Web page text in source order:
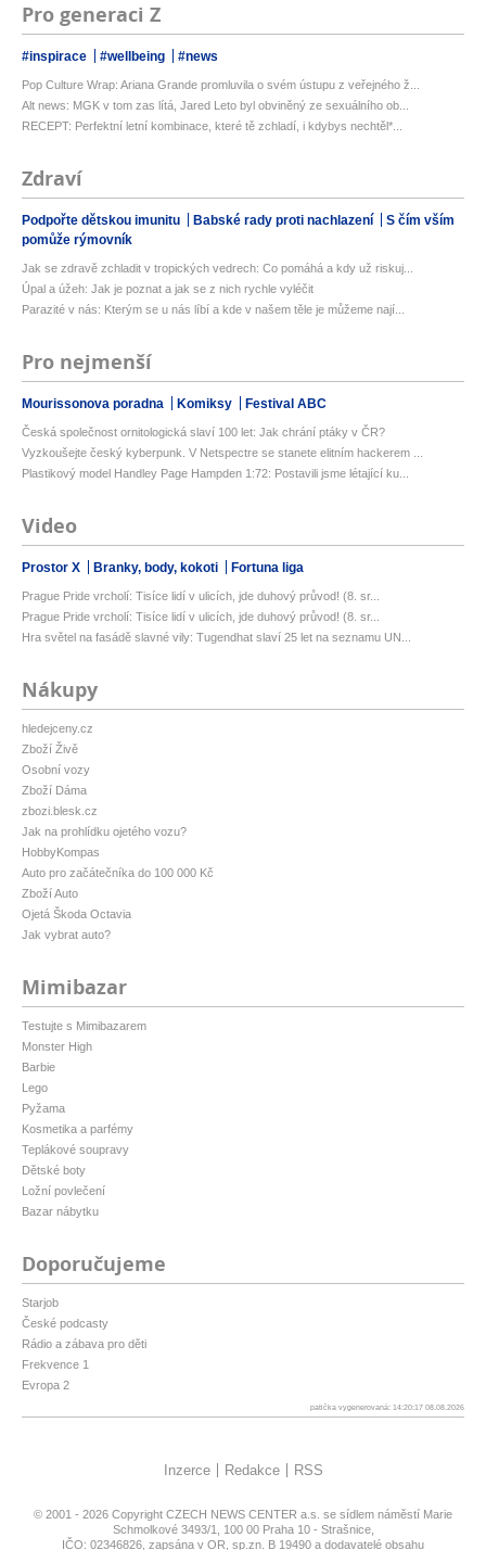
Pro generaci Z
#inspirace #wellbeing #news
Pop Culture Wrap: Ariana Grande promluvila o svém ústupu z veřejného ž...
Alt news: MGK v tom zas lítá, Jared Leto byl obviněný ze sexuálního ob...
RECEPT: Perfektní letní kombinace, které tě zchladí, i kdybys nechtěl*...
Zdraví
Podpořte dětskou imunitu Babské rady proti nachlazení
S čím vším
pomůže rýmovník
Jak se zdravě zchladit v tropických vedrech: Co pomáhá a kdy už riskuj...
Úpal a úžeh: Jak je poznat a jak se z nich rychle vyléčit
Parazité v nás: Kterým se u nás líbí a kde v našem těle je můžeme nají...
Pro nejmenší
Mourissonova poradna Komiksy Festival ABC
Česká společnost ornitologická slaví 100 let: Jak chrání ptáky v ČR?
Vyzkoušejte český kyberpunk. V Netspectre se stanete elitním hackerem ...
Plastikový model Handley Page Hampden 1:72: Postavili jsme létající ku...
Video
Prostor X Branky, body, kokoti Fortuna liga
Prague Pride vrcholí: Tisíce lidí v ulicích, jde duhový průvod! (8. sr...
Prague Pride vrcholí: Tisíce lidí v ulicích, jde duhový průvod! (8. sr...
Hra světel na fasádě slavné vily: Tugendhat slaví 25 let na seznamu UN...
Nákupy
hledejceny.cz
Zboží Živě
Osobní vozy
Zboží Dáma
zbozi.blesk.cz
Jak na prohlídku ojetého vozu?
HobbyKompas
Auto pro začátečníka do 100 000 Kč
Zboží Auto
Ojetá Škoda Octavia
Jak vybrat auto?
Mimibazar
Testujte s Mimibazarem
Monster High
Barbie
Lego
Pyžama
Kosmetika a parfémy
Teplákové soupravy
Dětské boty
Ložní povlečení
Bazar nábytku
Doporučujeme
Starjob
České podcasty
Rádio a zábava pro děti
Frekvence 1
Evropa 2
patička vygenerovaná: 14:20:17 08.08.2026
Inzerce Redakce RSS
© 2001 - 2026 Copyright CZECH NEWS CENTER a.s. se sídlem náměstí Marie
Schmolkové 3493/1, 100 00 Praha 10 - Strašnice,
IČO: 02346826, zapsána v OR, sp.zn. B 19490 a dodavatelé obsahu